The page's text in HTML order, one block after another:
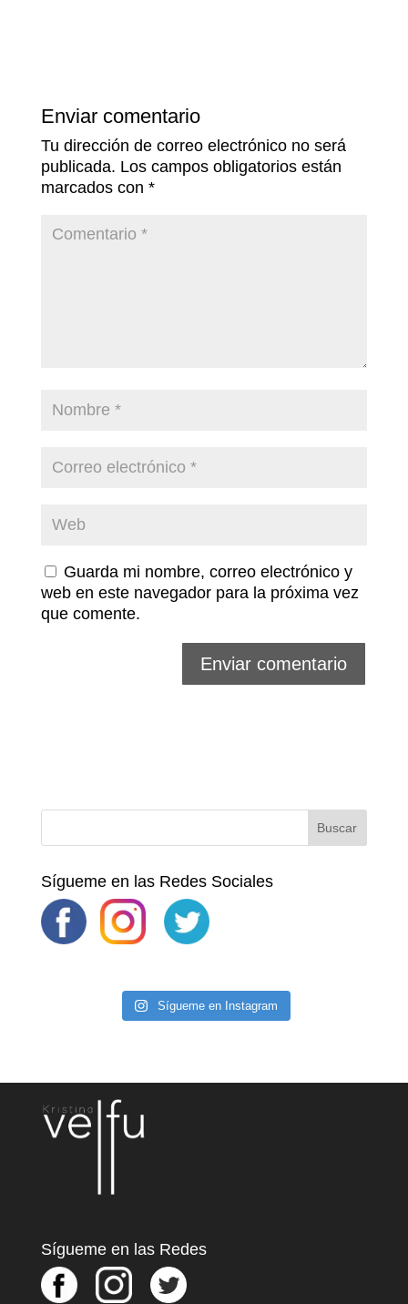
Enviar comentario
Tu dirección de correo electrónico no será
publicada. Los campos obligatorios están
marcados con *
Guarda mi nombre, correo electrónico y
web en este navegador para la próxima vez
que comente.
Sígueme en las Redes Sociales
Sígueme en Instagram
Sígueme en las Redes